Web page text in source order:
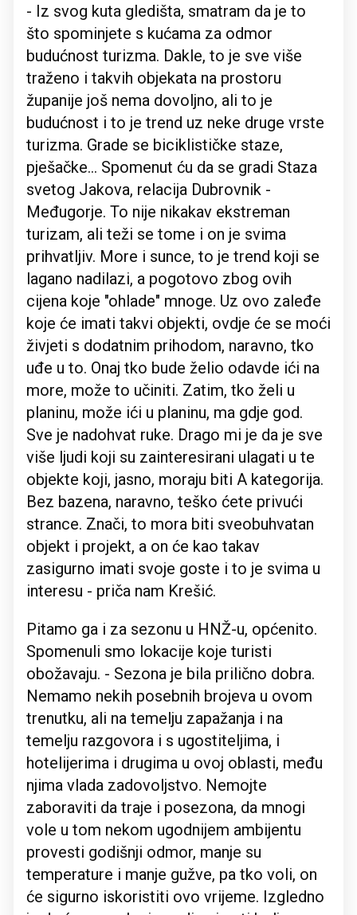
- Iz svog kuta gledišta, smatram da je to
što spominjete s kućama za odmor
budućnost turizma. Dakle, to je sve više
traženo i takvih objekata na prostoru
županije još nema dovoljno, ali to je
budućnost i to je trend uz neke druge vrste
turizma. Grade se biciklističke staze,
pješačke... Spomenut ću da se gradi Staza
svetog Jakova, relacija Dubrovnik -
Međugorje. To nije nikakav ekstreman
turizam, ali teži se tome i on je svima
prihvatljiv. More i sunce, to je trend koji se
lagano nadilazi, a pogotovo zbog ovih
cijena koje "ohlade" mnoge. Uz ovo zaleđe
koje će imati takvi objekti, ovdje će se moći
živjeti s dodatnim prihodom, naravno, tko
uđe u to. Onaj tko bude želio odavde ići na
more, može to učiniti. Zatim, tko želi u
planinu, može ići u planinu, ma gdje god.
Sve je nadohvat ruke. Drago mi je da je sve
više ljudi koji su zainteresirani ulagati u te
objekte koji, jasno, moraju biti A kategorija.
Bez bazena, naravno, teško ćete privući
strance. Znači, to mora biti sveobuhvatan
objekt i projekt, a on će kao takav
zasigurno imati svoje goste i to je svima u
interesu - priča nam Krešić.
Pitamo ga i za sezonu u HNŽ-u, općenito.
Spomenuli smo lokacije koje turisti
obožavaju. - Sezona je bila prilično dobra.
Nemamo nekih posebnih brojeva u ovom
trenutku, ali na temelju zapažanja i na
temelju razgovora i s ugostiteljima, i
hotelijerima i drugima u ovoj oblasti, među
njima vlada zadovoljstvo. Nemojte
zaboraviti da traje i posezona, da mnogi
vole u tom nekom ugodnijem ambijentu
provesti godišnji odmor, manje su
temperature i manje gužve, pa tko voli, on
će sigurno iskoristiti ovo vrijeme. Izgledno